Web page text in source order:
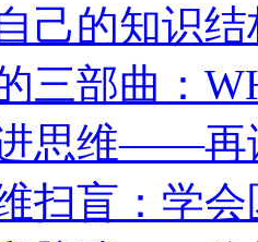
己的知识结
三部曲：
思维——再
扫盲：学